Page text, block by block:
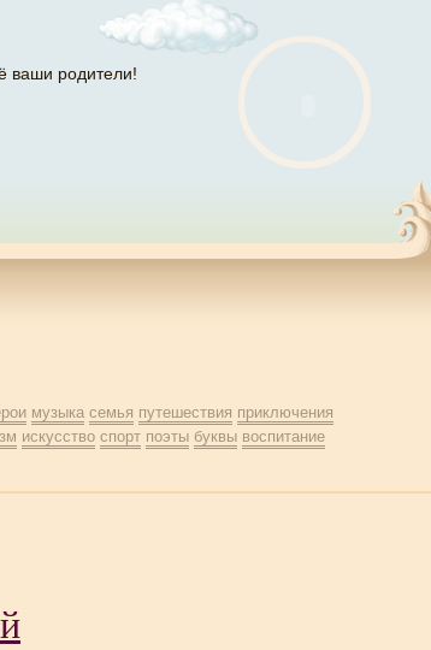
ваши родители!
музыка семья путешествия приключения
искусство спорт поэты буквы воспитание